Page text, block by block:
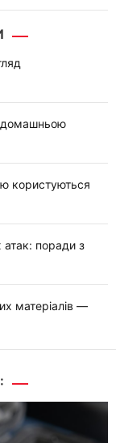
домашньою
користуються
атак: поради з
матеріалів —